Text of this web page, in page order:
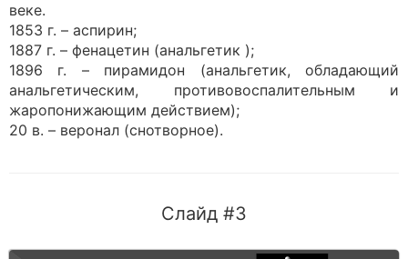
веке.
1853 г. – аспирин;
1887 г. – фенацетин (анальгетик );
1896 г. – пирамидон (анальгетик, обладающий
анальгетическим, противовоспалительным и
жаропонижающим действием);
20 в. – веронал (снотворное).
Слайд #3